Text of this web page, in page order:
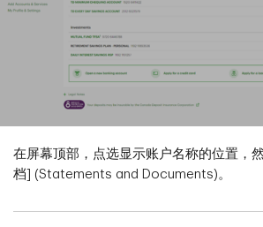
在屏幕顶部，点选显示账户名称的位置，
档] (Statements and Documents)。